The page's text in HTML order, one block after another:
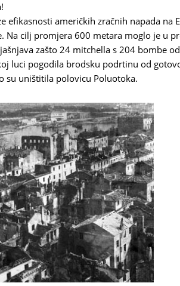
efikasnosti američkih zračnih napada na
Na cilj promjera 600 metara moglo je u
zašto 24 mitchella s 204 bombe
luci pogodila brodsku podrtinu od
su uništitila polovicu Poluotoka.